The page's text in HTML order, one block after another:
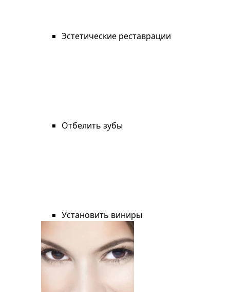
Эстетические реставрации
Отбелить зубы
Установить виниры